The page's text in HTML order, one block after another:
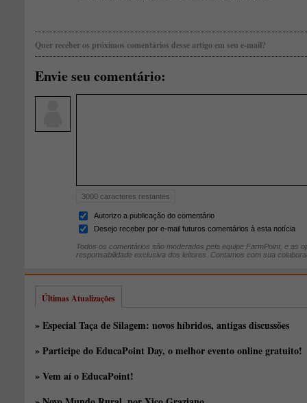
Quer receber os próximos comentários desse artigo em seu e-mail?
Envie seu comentário:
3000 caracteres restantes
Autorizo a publicação do comentário
Desejo receber por e-mail futuros comentários à esta notícia
Todos os comentários são moderados pela equipe FarmPoint, e as
responsabilidade exclusiva dos leitores. Contamos com sua
Últimas Atualizações
» Especial Taça de Silagem: novos híbridos, antigas discussões
» Participe do EducaPoint Day, o melhor evento online gratuito!
» Vem aí o EducaPoint!